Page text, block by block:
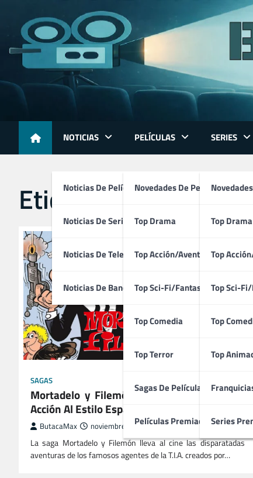
content
NOTICIAS
Noticias De Películas
Noticias De Series
Noticias De Televisión
Noticias De Bandas Sonoras
PELÍCULAS
Novedades De Películas
Top Drama
Top Acción/Aventura
Top Sci-Fi/Fantasía
Top Comedia
Top Terror
Sagas De Películas
Películas Premiadas
SERIES
Top Drama
Top
Top Sci-
Top
Top
Series
Etiqueta: espionaje
SAGAS
Mortadelo y Filemón | Espionaje, Humor y
Acción Al Estilo Español
ButacaMax noviembre 9, 2025
La saga Mortadelo y Filemón lleva al cine las disparatadas
aventuras de los famosos agentes de la T.I.A. creados por…